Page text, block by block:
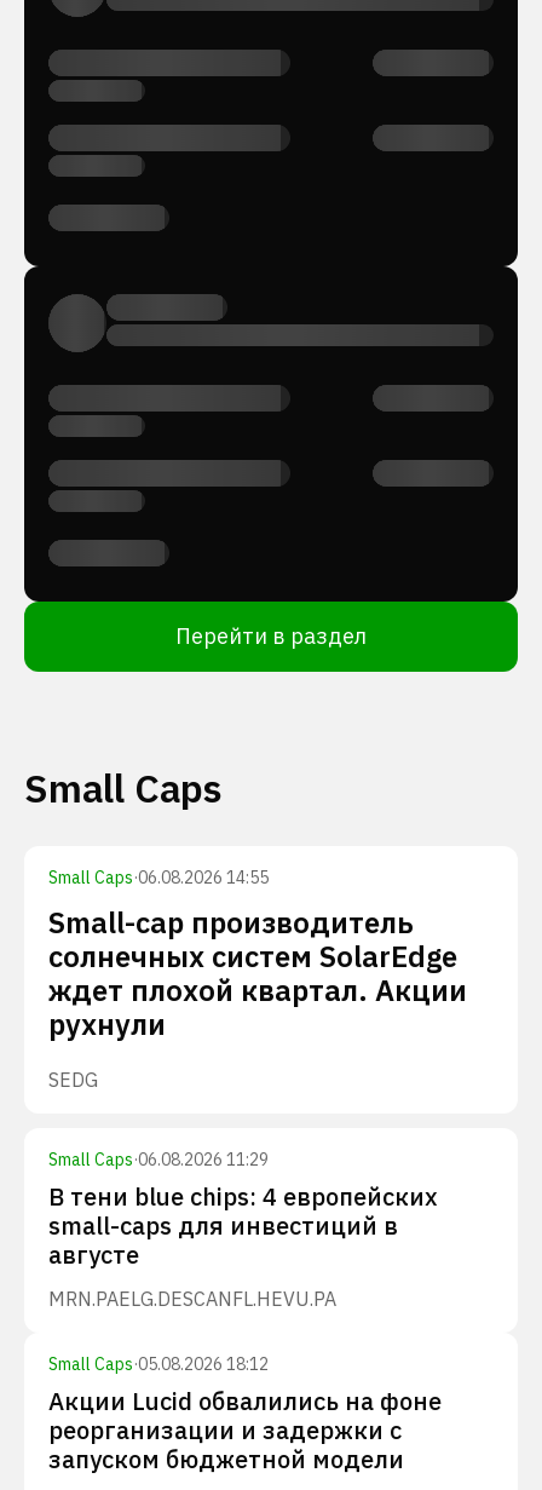
Перейти в раздел
Small Caps
Small Caps·06.08.2026 14:55
Small-cap производитель
солнечных систем SolarEdge
ждет плохой квартал. Акции
рухнули
SEDG
Small Caps·06.08.2026 11:29
В тени blue chips: 4 европейских
small-caps для инвестиций в
августе
MRN.PAELG.DESCANFL.HEVU.PA
Small Caps·05.08.2026 18:12
Акции Lucid обвалились на фоне
реорганизации и задержки с
запуском бюджетной модели